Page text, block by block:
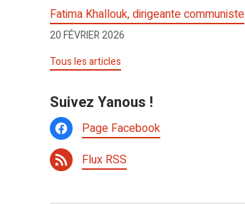
Fatima Khallouk, dirigeante communiste
20 FÉVRIER 2026
Tous les articles
Suivez Yanous !
Page Facebook
Flux RSS